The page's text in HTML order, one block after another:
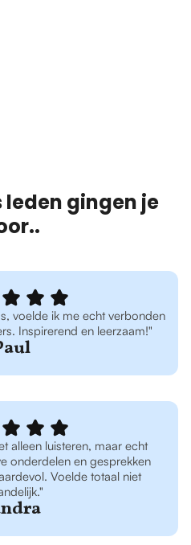
leden gingen je
voelde ik me echt verbonden
Inspirerend en leerzaam!"
alleen luisteren, maar echt
onderdelen en gesprekken
Voelde totaal niet